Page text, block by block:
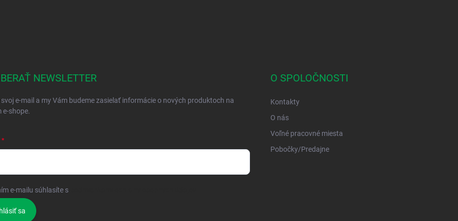
NEWSLETTER
e-mail a my Vám budeme zasielať informácie o nových produktoch na
e-shope.
e-mailu súhlasíte s
sa
O SPOLOČNOSTI
Kontakty
O nás
Voľné pracovné miesta
Pobočky/Predajne